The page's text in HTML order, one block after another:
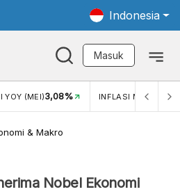
Indonesia
Masuk
YOY (MEI)3,08% INFLASI MOM (MEI)
& Makro
Nobel Ekonomi